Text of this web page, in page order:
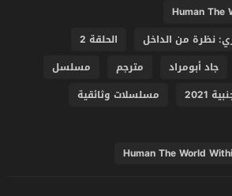
Human The
نظرة من الداخل
الحلقة 2
جاد أبومراد مترجم
مسلسل
2021
مسلسلات وثائقية